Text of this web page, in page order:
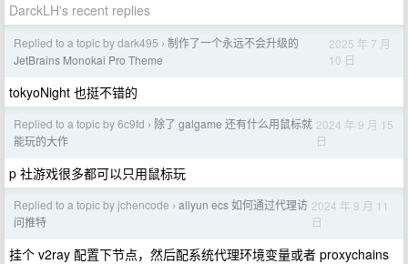
DarckLH's recent replies
Replied to a topic by dark495 › 制作了一个永远不会升级的
JetBrains Monokai Pro Theme
2025 年 7 月
10 日
tokyoNight 也挺不错的
Replied to a topic by 6c9fd › 除了 galgame 还有什么用鼠标就
能玩的大作
2024 年 9 月 15
日
p 社游戏很多都可以只用鼠标玩
Replied to a topic by jchencode › aliyun ecs 如何通过代理访
问推特
2024 年 9 月 11
日
挂个 v2ray 配置下节点，然后配系统代理环境变量或者 proxychains